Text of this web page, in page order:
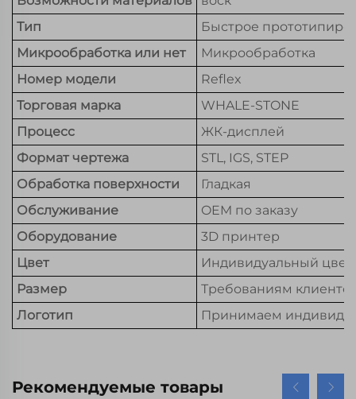
Тип
Быстрое
Микрообработка или нет
Микрообработка
Номер модели
Reflex
Торговая марка
WHALE-STONE
Процесс
ЖК-дисплей
Формат чертежа
STL, IGS, STEP
Обработка поверхности
Гладкая
Обслуживание
OEM по заказу
Оборудование
3D принтер
Цвет
Индивидуальный цвет
Размер
Требованиям
Логотип
Принимаем
Рекомендуемые товары